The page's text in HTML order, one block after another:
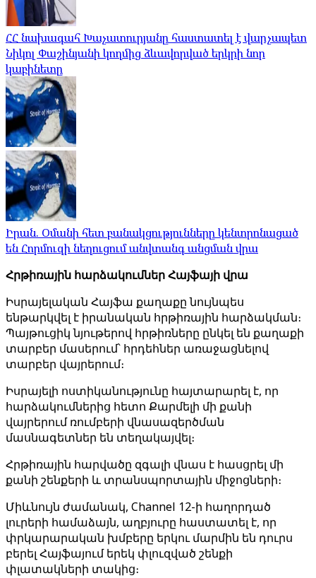
ՀՀ նախագահ Խաչատուրյանը հաստատել է վարչապետ
Նիկոլ Փաշինյանի կողմից ձևավորված երկրի նոր
կաբինետը
Իրան. Օմանի հետ բանակցությունները կենտրոնացած
են Հորմուզի նեղուցում անվտանգ անցման վրա
Հրթիռային հարձակումներ Հայֆայի վրա
Իսրայելական Հայֆա քաղաքը նույնպես
ենթարկվել է իրանական հրթիռային հարձակման։
Պայթուցիկ նյութերով հրթիռները ընկել են քաղաքի
տարբեր մասերում՝ հրդեհներ առաջացնելով
տարբեր վայրերում։
Իսրայելի ոստիկանությունը հայտարարել է, որ
հարձակումներից հետո Քարմելի մի քանի
վայրերում ռումբերի վնասազերծման
մասնագետներ են տեղակայվել։
Հրթիռային հարվածը զգալի վնաս է հասցրել մի
քանի շենքերի և տրանսպորտային միջոցների։
Միևնույն ժամանակ, Channel 12-ի հաղորդած
լուրերի համաձայն, աղբյուրը հաստատել է, որ
փրկարարական խմբերը երկու մարմին են դուրս
բերել Հայֆայում երեկ փլուզված շենքի
փլատակների տակից։